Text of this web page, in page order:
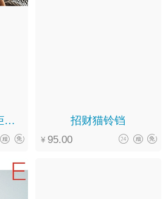
十八纸边几沙发边柜小茶几 招财猫铃铛
95.00